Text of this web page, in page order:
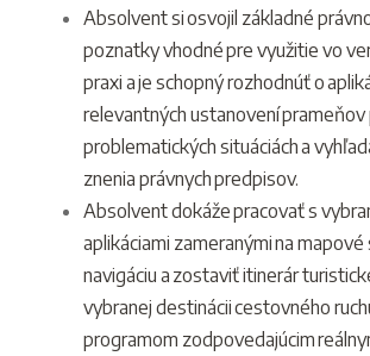
Absolvent si osvojil základné
poznatky vhodné pre využitie vo
praxi a je schopný rozhodnúť o
relevantných ustanovení prameňov
problematických situáciách a
znenia právnych predpisov.
Absolvent dokáže pracovať s
aplikáciami zameranými na
navigáciu a zostaviť itinerár
vybranej destinácii cestovného
programom zodpovedajúcim